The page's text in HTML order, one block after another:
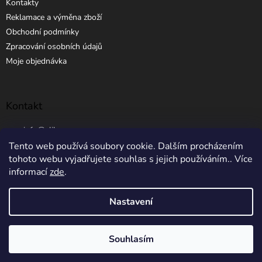
Tento web používá soubory cookie. Dalším procházením
tohoto webu vyjadřujete souhlas s jejich používáním.. Více
informacízde.
Nastavení
Souhlasím
Kontakty
Reklamace a výměna zboží
Obchodní podmínky
Zpracování osobních údajů
Moje objednávka
Kontakt
info @ elibros.cz
+420 734 184 444
eLibros.cz. Všechna práva vyhrazena.
5% SLEVA NA PRVNÍ NÁKUP